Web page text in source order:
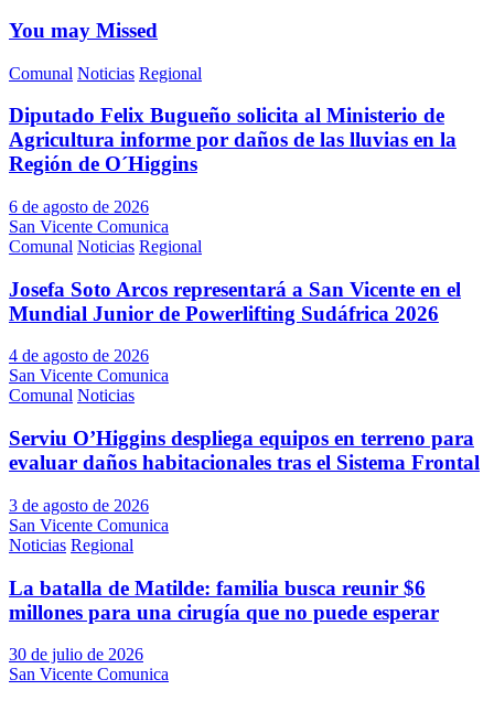
You may Missed
Comunal Noticias Regional
Diputado Felix Bugueño solicita al Ministerio de
Agricultura informe por daños de las lluvias en la
Región de O´Higgins
6 de agosto de 2026
San Vicente Comunica
Comunal Noticias Regional
Josefa Soto Arcos representará a San Vicente en el
Mundial Junior de Powerlifting Sudáfrica 2026
4 de agosto de 2026
San Vicente Comunica
Comunal Noticias
Serviu O’Higgins despliega equipos en terreno para
evaluar daños habitacionales tras el Sistema Frontal
3 de agosto de 2026
San Vicente Comunica
Noticias Regional
La batalla de Matilde: familia busca reunir $6
millones para una cirugía que no puede esperar
30 de julio de 2026
San Vicente Comunica